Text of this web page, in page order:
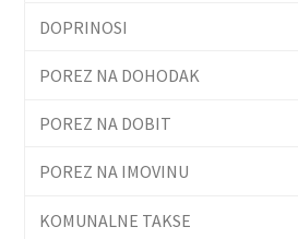
DOPRINOSI
POREZ NA DOHODAK
POREZ NA DOBIT
POREZ NA IMOVINU
KOMUNALNE TAKSE